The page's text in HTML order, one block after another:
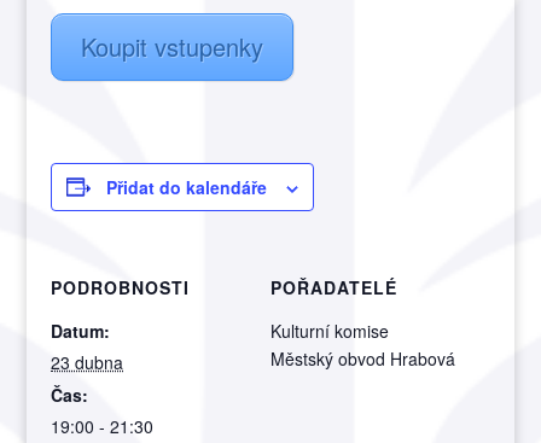
Koupit vstupenky
Přidat do kalendáře
PODROBNOSTI
Datum:
23 dubna
Čas:
19:00 - 21:30
POŘADATELÉ
Kulturní komise
Městský obvod Hrabová